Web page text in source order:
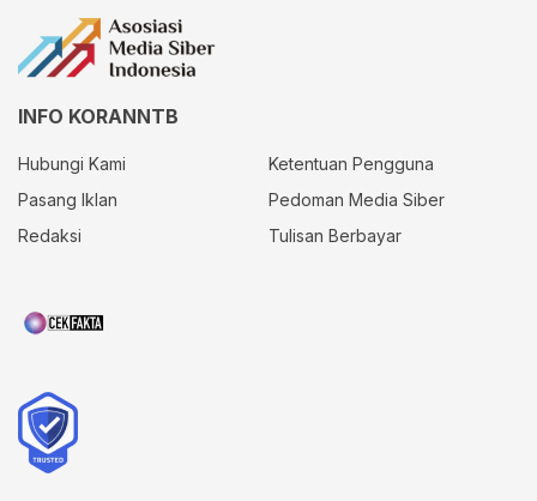
INFO KORANNTB
Hubungi Kami
Ketentuan Pengguna
Pasang Iklan
Pedoman Media Siber
Redaksi
Tulisan Berbayar